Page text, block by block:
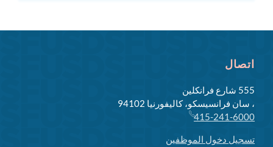
اتصال
555 شارع فرانكلين
، سان فرانسيسكو، كاليفورنيا 94102
415-241-6000
تسجيل دخول الموظفين